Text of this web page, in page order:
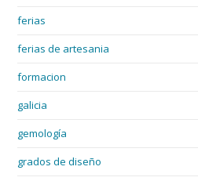
ferias
ferias de artesania
formacion
galicia
gemología
grados de diseño